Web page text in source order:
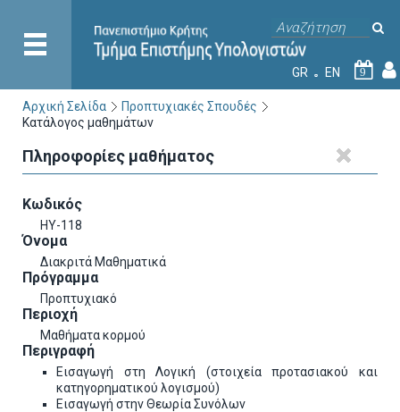
GR EN 9
Αρχική Σελίδα
Προπτυχιακές Σπουδές
Κατάλογος μαθημάτων
Πληροφορίες μαθήματος
Κωδικός
HY-118
Όνομα
Διακριτά Μαθηματικά
Πρόγραμμα
Προπτυχιακό
Περιοχή
Μαθήματα κορμού
Περιγραφή
Εισαγωγή στη Λογική (στοιχεία προτασιακού και
κατηγορηματικού λογισμού)
Εισαγωγή στην Θεωρία Συνόλων